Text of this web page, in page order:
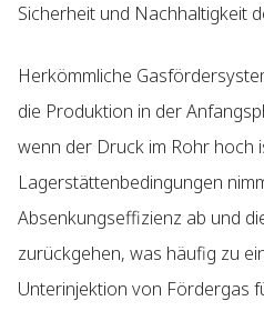
Sicherheit und Nachhaltigkeit
Herkömmliche
die Produktion in der
wenn der Druck im Rohr hoch
Lagerstättenbedingungen
Absenkungseffizienz ab und
zurückgehen, was häufig zu
Unterinjektion von Fördergas